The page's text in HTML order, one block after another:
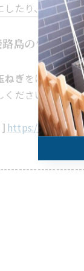
たり、新鮮な
島の旬の味覚
ねぎをはじめと
ください。
https://villance-